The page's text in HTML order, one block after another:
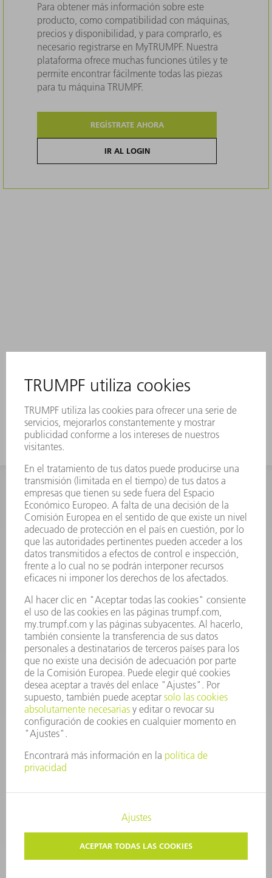
Para obtener más información sobre este
producto, como compatibilidad con máquinas,
precios y disponibilidad, y para comprarlo, es
necesario registrarse en MyTRUMPF. Nuestra
plataforma ofrece muchas funciones útiles y te
permite encontrar fácilmente todas las piezas
para tu máquina TRUMPF.
REGÍSTRATE AHORA
IR AL LOGIN
INFORMACIÓN
Preguntas más frecuentes
Condiciones generales de venta
CONTACTO
Departamento de Repuestos
+34 91 657 36 70
Viernes de 8h – 17h
repuestos@es.trumpf.com
CONTACTO
Departamento de Utillaje
+34 91 657 36 69
Lunes a Jueves de 8h – 18h
Viernes de 8h – 17h
utillaje@trumpf.com
AVISO LEGAL
PROTECCIÓN DE DATOS
COPYRIGHT Y MARCA REGISTRADA
CONDICIONES DE USO